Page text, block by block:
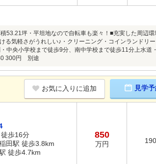
53.21坪・平坦地なので自転車も楽々！■充実した周辺
る気軽さがうれしい♪・クリーニング・コインランドリ
中央小学校まで徒歩9分、南中学校まで徒歩11分上水
300円 別途
お気に入りに追加 見学
徒歩16分
田駅 徒歩3.8km
徒歩4.7km
850
万円